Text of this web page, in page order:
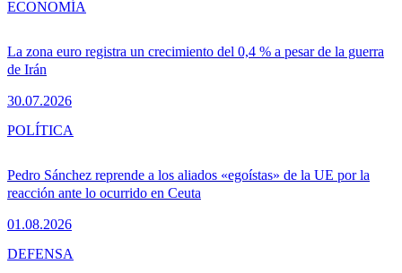
La zona euro registra un crecimiento del 0,4 % a pesar de la guerra
de Irán
30.07.2026
ECONOMÍA
Pedro Sánchez reprende a los aliados «egoístas» de la UE por la
reacción ante lo ocurrido en Ceuta
01.08.2026
POLÍTICA
DEFENSA